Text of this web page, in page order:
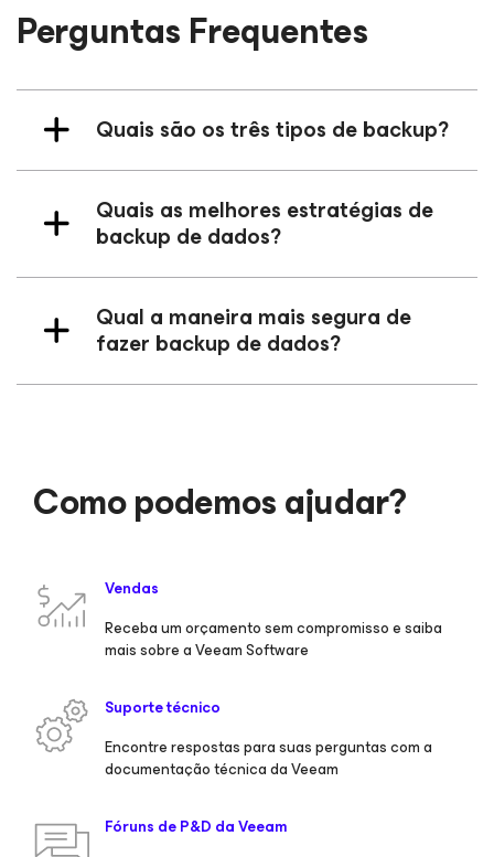
Perguntas Frequentes
Quais são os três tipos de backup?
Quais as melhores estratégias de
backup de dados?
Qual a maneira mais segura de
fazer backup de dados?
Como podemos ajudar?
Vendas
Receba um orçamento sem compromisso e saiba
mais sobre a Veeam Software
Suporte técnico
Encontre respostas para suas perguntas com a
documentação técnica da Veeam
Fóruns de P&D da Veeam